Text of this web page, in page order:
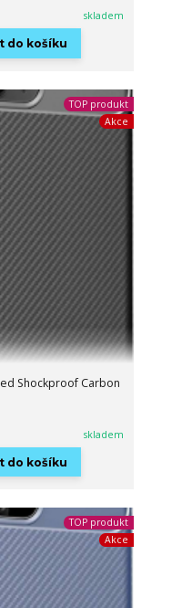
skladem
do košíku
TOP produkt
Akce
Shockproof Carbon
skladem
do košíku
TOP produkt
Akce